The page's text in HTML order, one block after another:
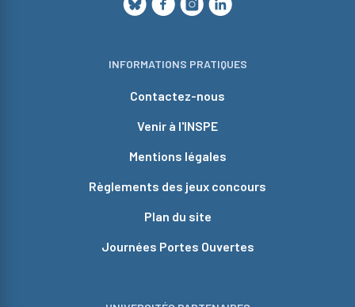
INFORMATIONS PRATIQUES
Contactez-nous
Venir à l'INSPE
Mentions légales
Règlements des jeux concours
Plan du site
Journées Portes Ouvertes